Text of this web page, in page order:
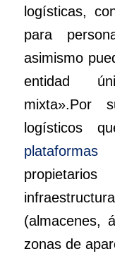
logísticas,
para
asimismo
entidad
mixta».Por
logísticos
plataformas
(almacenes,
zonas de